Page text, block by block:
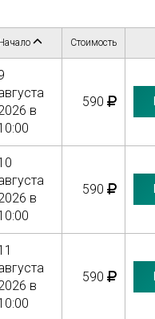
Стоимость
в
590
в
590
в
590